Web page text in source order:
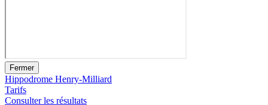
Fermer
Hippodrome Henry-Milliard
Tarifs
Consulter les résultats